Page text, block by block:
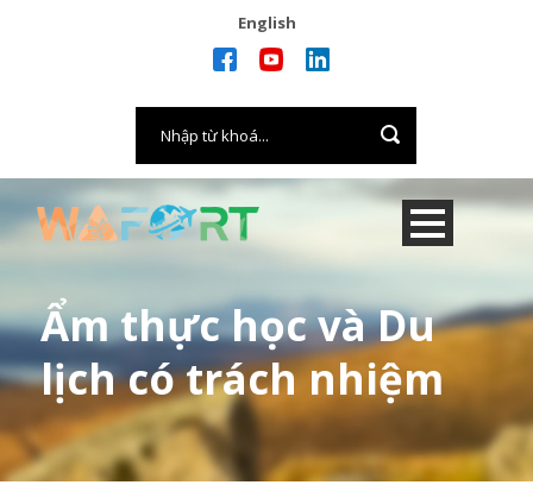
English
Ẩm thực học và Du
lịch có trách nhiệm